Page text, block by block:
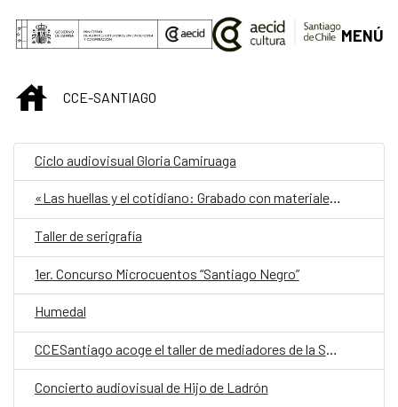
Saltar al contenido principal
MENÚ
INICIOCCE-SANTIAGO
Ciclo audiovisual Gloria Camiruaga
«Las huellas y el cotidiano: Grabado con materiales reciclados»
Taller de serigrafía
1er. Concurso Microcuentos “Santiago Negro”
Humedal
CCESantiago acoge el taller de mediadores de la Sala K
Concierto audiovisual de Hijo de Ladrón